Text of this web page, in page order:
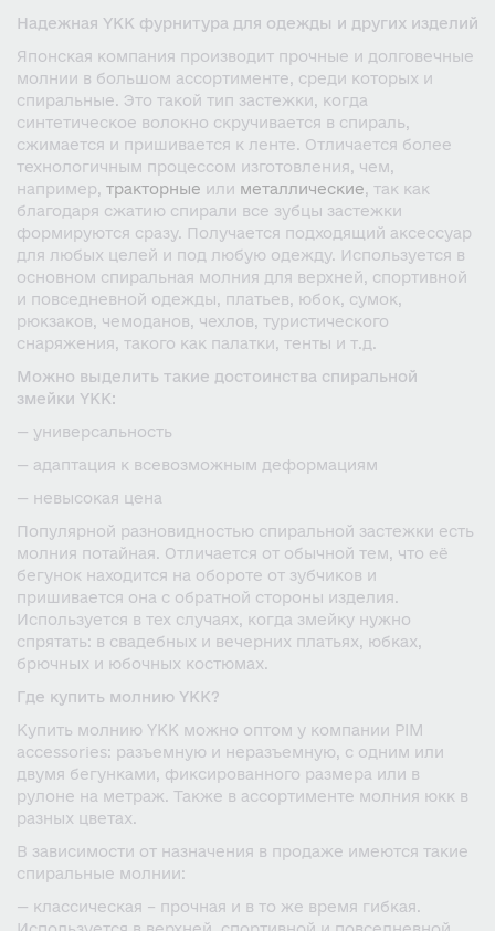
Надежная YKK фурнитура для одежды и других изделий
Японская компания производит прочные и долговечные
молнии в большом ассортименте, среди которых и
спиральные. Это такой тип застежки, когда
синтетическое волокно скручивается в спираль,
сжимается и пришивается к ленте. Отличается более
технологичным процессом изготовления, чем,
например, тракторные или металлические, так как
благодаря сжатию спирали все зубцы застежки
формируются сразу. Получается подходящий аксессуар
для любых целей и под любую одежду. Используется в
основном спиральная молния для верхней, спортивной
и повседневной одежды, платьев, юбок, сумок,
рюкзаков, чемоданов, чехлов, туристического
снаряжения, такого как палатки, тенты и т.д.
Можно выделить такие достоинства спиральной
змейки YKK:
— универсальность
— адаптация к всевозможным деформациям
— невысокая цена
Популярной разновидностью спиральной застежки есть
молния потайная. Отличается от обычной тем, что её
бегунок находится на обороте от зубчиков и
пришивается она с обратной стороны изделия.
Используется в тех случаях, когда змейку нужно
спрятать: в свадебных и вечерних платьях, юбках,
брючных и юбочных костюмах.
Где купить молнию YKK?
Купить молнию YKK можно оптом у компании PIM
accessories: разъемную и неразъемную, с одним или
двумя бегунками, фиксированного размера или в
рулоне на метраж. Также в ассортименте молния юкк в
разных цветах.
В зависимости от назначения в продаже имеются такие
спиральные молнии:
— классическая – прочная и в то же время гибкая.